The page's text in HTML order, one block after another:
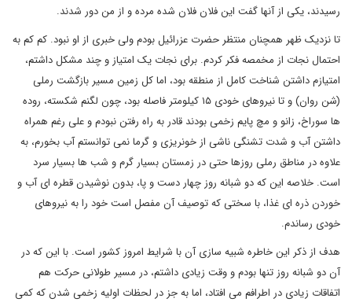
رسیدند، یکی از آنها گفت این فلان فلان شده مرده و از من دور شدند.
تا نزدیک ظهر همچنان منتظر حضرت عزرائیل بودم ولی خبری از او نبود. کم کم به
احتمال نجات از مخمصه فکر کردم. برای نجات یک امتیاز و چند مشکل داشتم،
امتیازم داشتن شناخت کامل از منطقه بود، اما کل زمین مسیر بازگشت رملی
(شن روان) و تا نیروهای خودی ۱۵ کیلومتر فاصله بود، چون لگنم شکسته، روده
ها سوراخ، زانو و مچ پایم زخمی بودند قادر به راه رفتن نبودم و علی رغم همراه
داشتن آب و شدت تشنگی ناشی از خونریزی و گرما نمی توانستم آب بخورم، به
علاوه در مناطق رملی روزها حتی در زمستان بسیار گرم و شب ها بسیار سرد
است. خلاصه این که دو شبانه روز چهار دست و پا، بدون نوشیدن قطره ای آب و
خوردن ذره ای غذا، با سختی که توصیف آن مفصل است خود را به نیروهای
خودی رساندم.
هدف از ذکر این خاطره شبیه سازی آن با شرایط امروز کشور است. با این که در
آن دو شبانه روز تنها بودم و وقت زیادی داشتم، در مسیر طولانی حرکت هم
اتفاقات زیادی در اطرافم می افتاد، اما به جز در لحظات اولیه زخمی شدن که کمی